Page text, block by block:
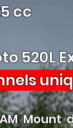
cc
520L